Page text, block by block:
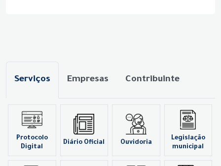
Serviços Empresas Contribuinte
Protocolo
Digital
Diário Oficial Ouvidoria
Legislação
municipal